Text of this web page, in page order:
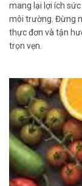
mang lại lợi ích
môi trường. Đừng
thực đơn và tận
trọn vẹn.